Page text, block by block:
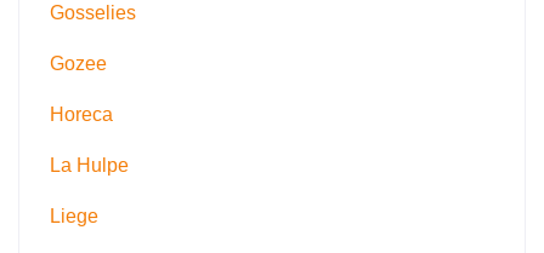
Gosselies
Gozee
Horeca
La Hulpe
Liege